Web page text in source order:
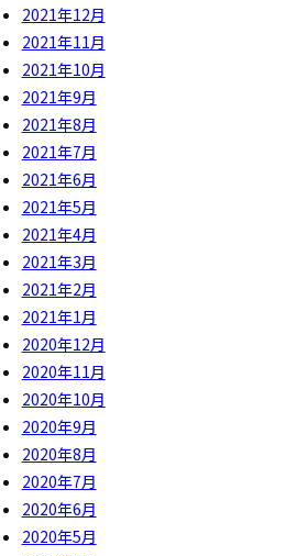
2021年12月
2021年11月
2021年10月
2021年9月
2021年8月
2021年7月
2021年6月
2021年5月
2021年4月
2021年3月
2021年2月
2021年1月
2020年12月
2020年11月
2020年10月
2020年9月
2020年8月
2020年7月
2020年6月
2020年5月